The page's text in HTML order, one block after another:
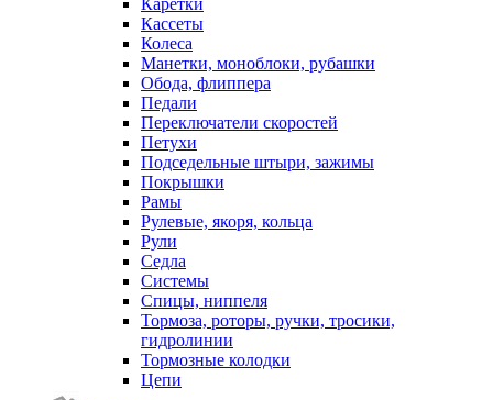
Каретки
Кассеты
Колеса
Манетки, моноблоки, рубашки
Обода, флиппера
Педали
Переключатели скоростей
Петухи
Подседельные штыри, зажимы
Покрышки
Рамы
Рулевые, якоря, кольца
Рули
Седла
Системы
Спицы, ниппеля
Тормоза, роторы, ручки, тросики,
гидролинии
Тормозные колодки
Цепи